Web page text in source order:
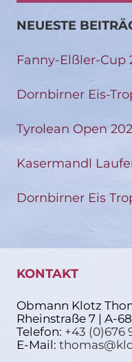
NEUESTE
Fanny-Elßler-Cup
Dornbirner Eis-
Tyrolean Open
Kasermandl
Dornbirner Eis
KONTAKT
Obmann Klotz
Rheinstraße 7 | A-
Telefon: +43 (0)676
E-Mail: